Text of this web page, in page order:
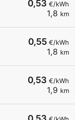
0,53 €/kWh
1,8 km
0,55 €/kWh
1,8 km
0,53 €/kWh
1,9 km